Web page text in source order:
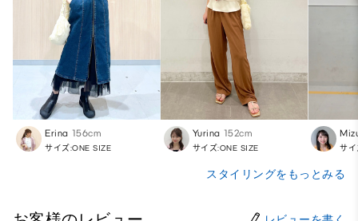
Erina 156cm
サイズ:ONE SIZE
Yurina 152cm
サイズ:ONE SIZE サ
スタイリングをもっとみる